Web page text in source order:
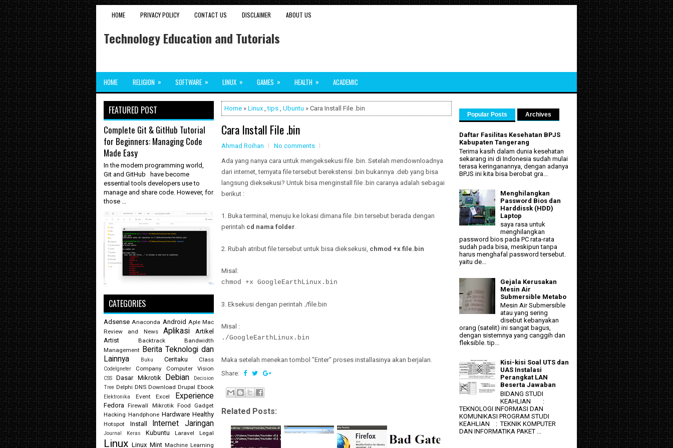
HOME PRIVACY POLICY CONTACT US DISCLAIMER ABOUT US
Technology Education and Tutorials
HOME RELIGION » SOFTWARE » LINUX » GAMES » HEALTH » ACADEMIC
Home » Linux ,tips , Ubuntu » Cara Install File .bin
Cara Install File .bin
Ahmad Roihan
No comments
Ada yang nanya cara untuk mengeksekusi file .bin. Setelah mendownloadnya
dari internet, ternyata file tersebut berekstensi .bin bukannya .deb yang bisa
langsung dieksekusi? Untuk bisa menginstall file .bin caranya adalah sebagai
berikut :
1. Buka terminal, menuju ke lokasi dimana file .bin tersebut berada dengan
perintah cd nama folder.
2. Rubah atribut file tersebut untuk bisa dieksekusi, chmod +x file.bin
Misal:
chmod +x GoogleEarthLinux.bin
3. Eksekusi dengan perintah ./file.bin
Misal :
./GoogleEarthLinux.bin
Maka setelah menekan tombol "Enter" proses installasinya akan berjalan.
Share:
Related Posts:
FEATURED POST
Complete Git & GitHub Tutorial
for Beginners: Managing Code
Made Easy
In the modern programming world,
Git and GitHub have become
essential tools developers use to
manage and share code. However, for
those ...
CATEGORIES
Adsense Anaconda Android Aple Mac
Review and News
Aplikasi
Artikel
Artist
Backtrack
Bandwidth
Management
Berita Teknologi dan
Lainnya
Buku Ceritaku Class
CodeIgneter Company Computer Vision
CSS Dasar Mikrotik Debian
Decision
Tree Delphi DNS Download Drupal Ebook
Elektronika Event Excel Experience
Fedora Firewall Mikrotik Food
Gadget
Hacking Handphone Hardware Healthy
Hotspot Install Internet Jaringan
Journal Keras Kubuntu Laravel Legal
Linux Linux Mint Machine Learning
Popular Posts Archives
Daftar Fasilitas Kesehatan BPJS
Kabupaten Tangerang
Terima kasih dalam dunia kesehatan
sekarang ini di Indonesia sudah mulai
terasa keringanannya, dengan adanya
BPJS ini kita bisa berobat gra...
Menghilangkan
Password Bios dan
Harddissk (HDD)
Laptop
saya rasa untuk
menghilangkan
password bios pada PC rata-rata
sudah pada bisa, meskipun tanpa
harus menghafal password tersebut.
yaitu de...
Gejala Kerusakan
Mesin Air
Submersible Metabo
Mesin Air Submersible
atau yang sering
disebut kebanyakan
orang (satelit) ini sangat bagus,
dengan sistemnya yang canggih dan
fleksible. tip...
Kisi-kisi Soal UTS dan
UAS Instalasi
Perangkat LAN
Beserta Jawaban
BIDANG STUDI
KEAHLIAN :
TEKNOLOGI INFORMASI DAN
KOMUNIKASI PROGRAM STUDI
KEAHLIAN : TEKNIK KOMPUTER
DAN INFORMATIKA PAKET ...